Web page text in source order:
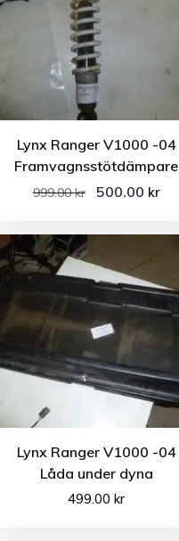
Lynx Ranger V1000 -04
Framvagnsstötdämpare
999.00kr 500.00 kr
Lynx Ranger V1000 -04
Låda under dyna
499.00kr